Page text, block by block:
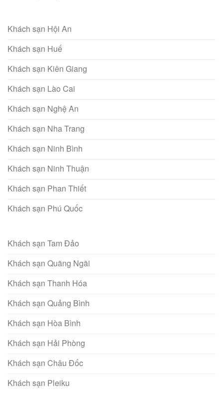
Khách sạn Hội An
Khách sạn Huế
Khách sạn Kiên Giang
Khách sạn Lào Cai
Khách sạn Nghệ An
Khách sạn Nha Trang
Khách sạn Ninh Bình
Khách sạn Ninh Thuận
Khách sạn Phan Thiết
Khách sạn Phú Quốc
Khách sạn Tam Đảo
Khách sạn Quãng Ngãi
Khách sạn Thanh Hóa
Khách sạn Quảng Bình
Khách sạn Hòa Bình
Khách sạn Hải Phòng
Khách sạn Châu Đốc
Khách sạn Pleiku